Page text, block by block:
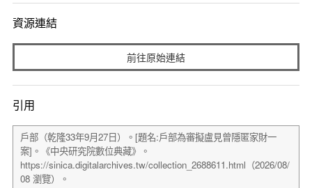
資源連結
前往原始連結
引用